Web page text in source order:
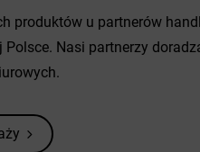
produktów u partnerów
Polsce. Nasi partnerzy